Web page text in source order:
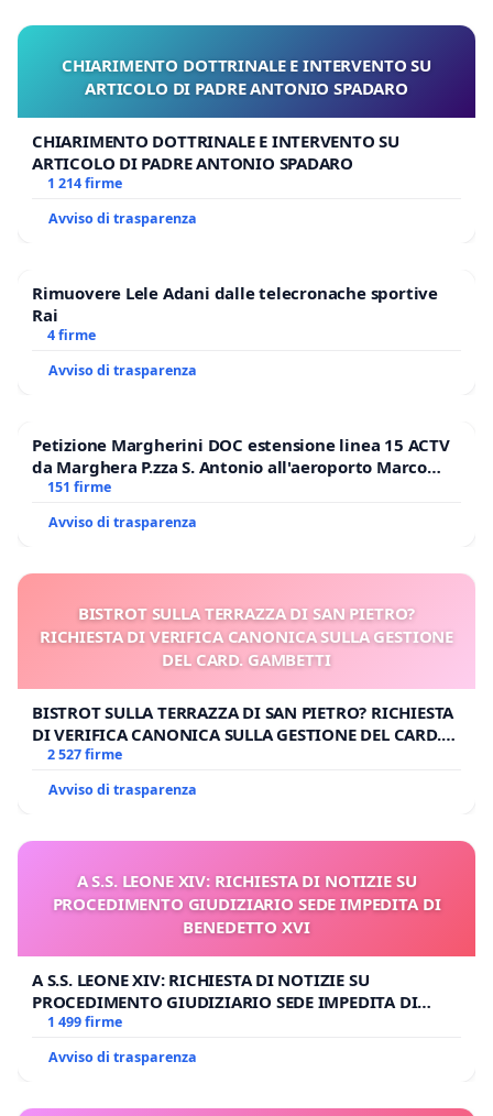
CHIARIMENTO DOTTRINALE E INTERVENTO SU
ARTICOLO DI PADRE ANTONIO SPADARO
CHIARIMENTO DOTTRINALE E INTERVENTO SU
ARTICOLO DI PADRE ANTONIO SPADARO
1 214 firme
Avviso di trasparenza
Rimuovere Lele Adani dalle telecronache sportive
Rai
4 firme
Avviso di trasparenza
Petizione Margherini DOC estensione linea 15 ACTV
da Marghera P.zza S. Antonio all'aeroporto Marco
Polo tariffa a € 1,50
151 firme
Avviso di trasparenza
BISTROT SULLA TERRAZZA DI SAN PIETRO?
RICHIESTA DI VERIFICA CANONICA SULLA GESTIONE
DEL CARD. GAMBETTI
BISTROT SULLA TERRAZZA DI SAN PIETRO? RICHIESTA
DI VERIFICA CANONICA SULLA GESTIONE DEL CARD.
GAMBETTI
2 527 firme
Avviso di trasparenza
A S.S. LEONE XIV: RICHIESTA DI NOTIZIE SU
PROCEDIMENTO GIUDIZIARIO SEDE IMPEDITA DI
BENEDETTO XVI
A S.S. LEONE XIV: RICHIESTA DI NOTIZIE SU
PROCEDIMENTO GIUDIZIARIO SEDE IMPEDITA DI
BENEDETTO XVI
1 499 firme
Avviso di trasparenza